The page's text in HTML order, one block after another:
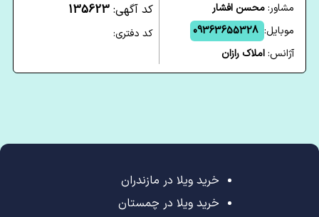
مشاور:محسن افشار
موبایل: 09363655328
آژانس:املاک رازان
کد آگهی: 135623
کد دفتری:
خرید ویلا در مازندران
خرید ویلا در چمستان